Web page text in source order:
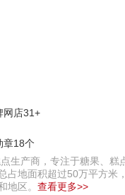
网店31+
章18个
生产商，专注于糖果、
占地面积超过50万平方
地区。 查看更多>>